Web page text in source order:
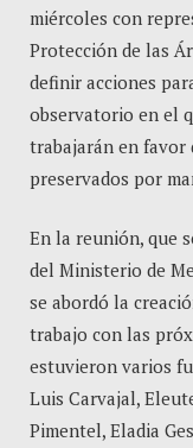
miércoles con
Protección de las
definir acciones
observatorio en el
trabajarán en favor
preservados por
En la reunión, que
del Ministerio de
se abordó la
trabajo con las
estuvieron varios
Luis Carvajal,
Pimentel, Eladia